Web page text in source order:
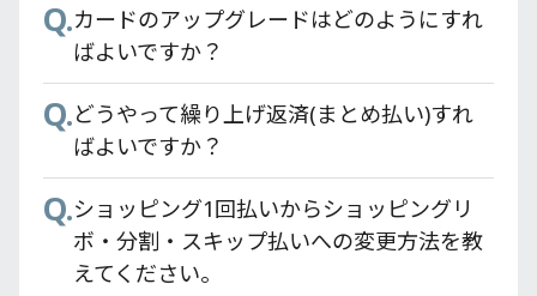
Q.オートチャージサービスが開始されるまで
どのくらいかかりますか？
Q.東武カードにはPASMO機能はありますか？
Q.現在使用している別のPASMOに東京スカイ
ツリー®東武カードPASMOデータの引き継
ぎは出来ますか？
ドアプリ内で必要な手続きはありますか？
Q.東武カードアプリのアップデート方法が分
かりません。
Q.東武カードアプリの初期登録には何が必要
ですか？
東武カードアプリのバージョン確認方法は
Q.カードのアップグレードはどのようにすれ
ばよいですか？
Q.どうやって繰り上げ返済(まとめ払い)すれ
ばよいですか？
Q.ショッピング1回払いからショッピングリ
ボ・分割・スキップ払いへの変更方法を教
えてください。